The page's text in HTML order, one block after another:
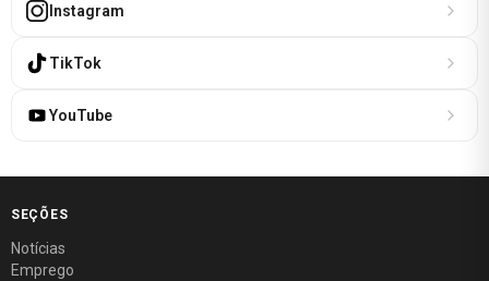
Instagram
TikTok
YouTube
SEÇÕES
Notícias
Emprego